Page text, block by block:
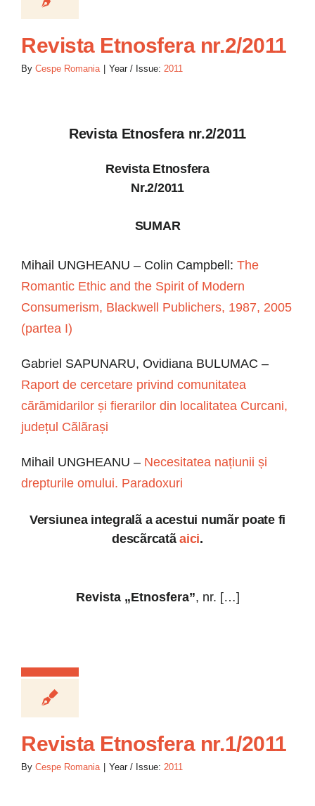
Revista Etnosfera nr.2/2011
By Cespe Romania Year / Issue: 2011
Revista Etnosfera nr.2/2011
Revista Etnosfera
Nr.2/2011
SUMAR
Mihail UNGHEANU – Colin Campbell: The
Romantic Ethic and the Spirit of Modern
Consumerism, Blackwell Publichers, 1987, 2005
(partea I)
Gabriel SAPUNARU, Ovidiana BULUMAC –
Raport de cercetare privind comunitatea
cãrãmidarilor și fierarilor din localitatea Curcani,
județul Cãlãrași
Mihail UNGHEANU – Necesitatea națiunii și
drepturile omului. Paradoxuri
Versiunea integralã a acestui numãr poate fi
descãrcatãaici.
Revista „Etnosfera”, nr. […]
Revista Etnosfera nr.1/2011
By Cespe Romania Year / Issue: 2011